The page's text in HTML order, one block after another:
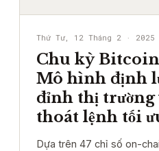
Thứ Tư, 12 Tháng 2 · 2025
Chu kỳ
Mô hình định
đỉnh thị trường
thoát lệnh tối
Dựa trên 47 chỉ số on-